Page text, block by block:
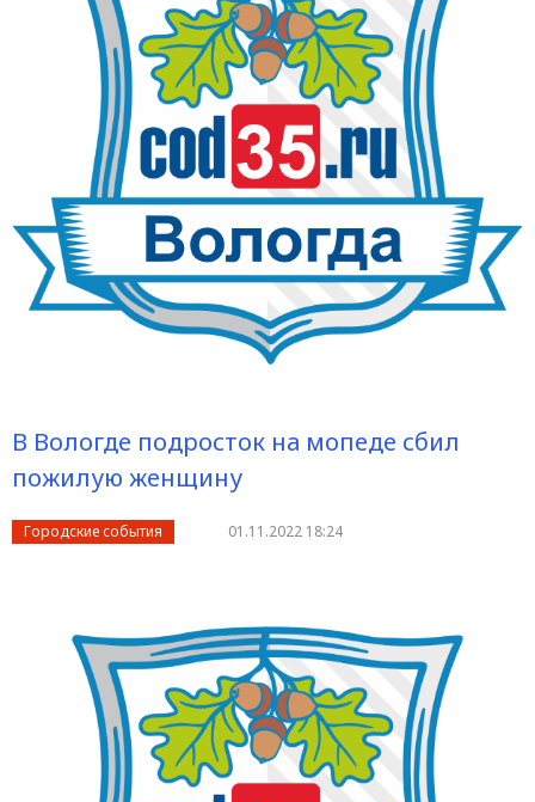
В Вологде подросток на мопеде сбил
пожилую женщину
Городские события 01.11.2022 18:24